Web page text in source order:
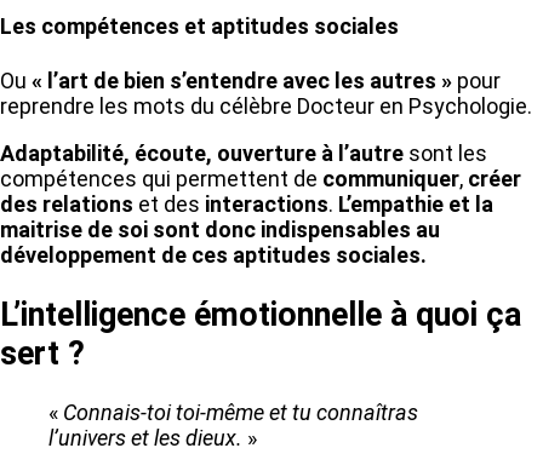
Les compétences et aptitudes sociales
Ou « l’art de bien s’entendre avec les autres » pour
reprendre les mots du célèbre Docteur en Psychologie.
Adaptabilité, écoute, ouverture à l’autre sont les
compétences qui permettent de communiquer, créer
des relations et des interactions. L’empathie et la
maitrise de soi sont donc indispensables au
développement de ces aptitudes sociales.
L’intelligence émotionnelle à quoi ça
sert ?
« Connais-toi toi-même et tu connaîtras
l’univers et les dieux. »